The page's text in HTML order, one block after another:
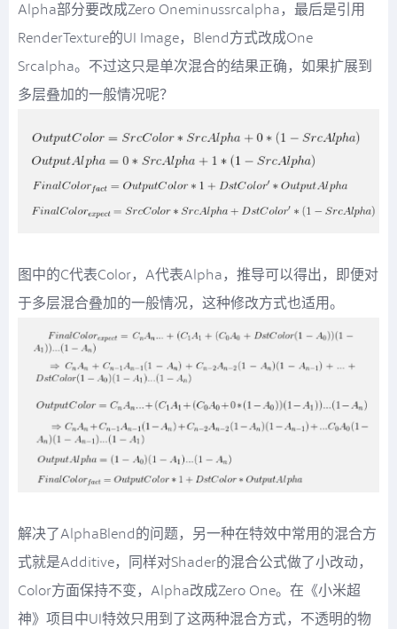
Alpha部分要改成Zero Oneminussrcalpha，最后是引用
RenderTexture的UI Image，Blend方式改成One
Srcalpha。不过这只是单次混合的结果正确，如果扩展到
多层叠加的一般情况呢？
图中的C代表Color，A代表Alpha，推导可以得出，即便对
于多层混合叠加的一般情况，这种修改方式也适用。
解决了AlphaBlend的问题，另一种在特效中常用的混合方
式就是Additive，同样对Shader的混合公式做了小改动，
Color方面保持不变，Alpha改成Zero One。在《小米超
神》项目中UI特效只用到了这两种混合方式，不透明的物